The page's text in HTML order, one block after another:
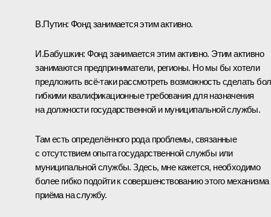
В.Путин: Фонд занимается этим активно.
И.Бабушкин:Фонд занимается этим активно. Этим активно
занимаются предприниматели, регионы. Но мы бы хотели
предложить всё-таки рассмотреть возможность сделать
гибкими квалификационные требования для назначения
на должности государственной и муниципальной службы.
Там есть определённого рода проблемы, связанные
с отсутствием опыта государственной службы или
муниципальной службы. Здесь, мне кажется, необходимо
более гибко подойти к совершенствованию этого механизма
приёма на службу.